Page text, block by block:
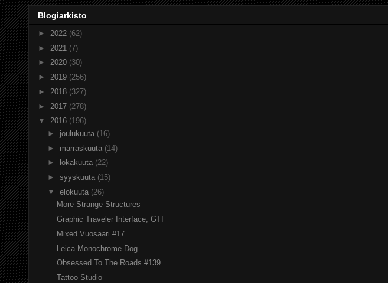
Blogiarkisto
► 2022 (62)
► 2021 (7)
► 2020 (30)
► 2019 (256)
► 2018 (327)
► 2017 (278)
▼ 2016 (196)
► joulukuuta (16)
► marraskuuta (14)
►
lokakuuta (22)
► syyskuuta (15)
▼ elokuuta (26)
More Strange Structures
Graphic Traveler Interface, GTI
Mixed Vuosaari #17
Leica-Monochrome-Dog
Obsessed To The Roads #139
Tattoo Studio